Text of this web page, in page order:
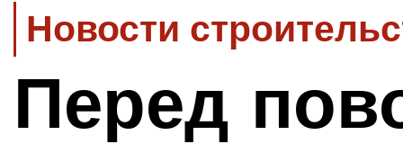
Новости
Перед